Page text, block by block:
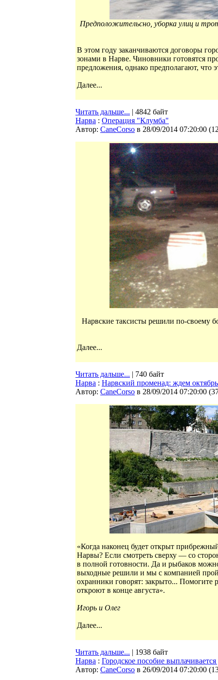
Предположительсно, уборка улиц и
В этом году заканчиваются договоры
зонами в Нарве. Чиновники готовятся
предложения, однако предполагают, что
Далее...
Читать дальше... | 4842 байт
Нарва : Операция "Клумба"
Автор: CaneCorso в 28/09/2014 07:20:00 (
Нарвские таксисты решили по-своему
Далее...
Читать дальше... | 740 байт
Нарва : Нарвский променад: ждем октябрь
Автор: CaneCorso в 28/09/2014 07:20:00 (
«Когда наконец будет открыт
Нарвы? Если смотреть сверху — со
в полной готовности. Да и рыбаков
выходные решили и мы с компанией
охранники говорят: закрыто... Помогите
откроют в конце августа».
Игорь и Олег
Далее...
Читать дальше... | 1938 байт
Нарва : Городское пособие
Автор: CaneCorso в 26/09/2014 07:20:00 (